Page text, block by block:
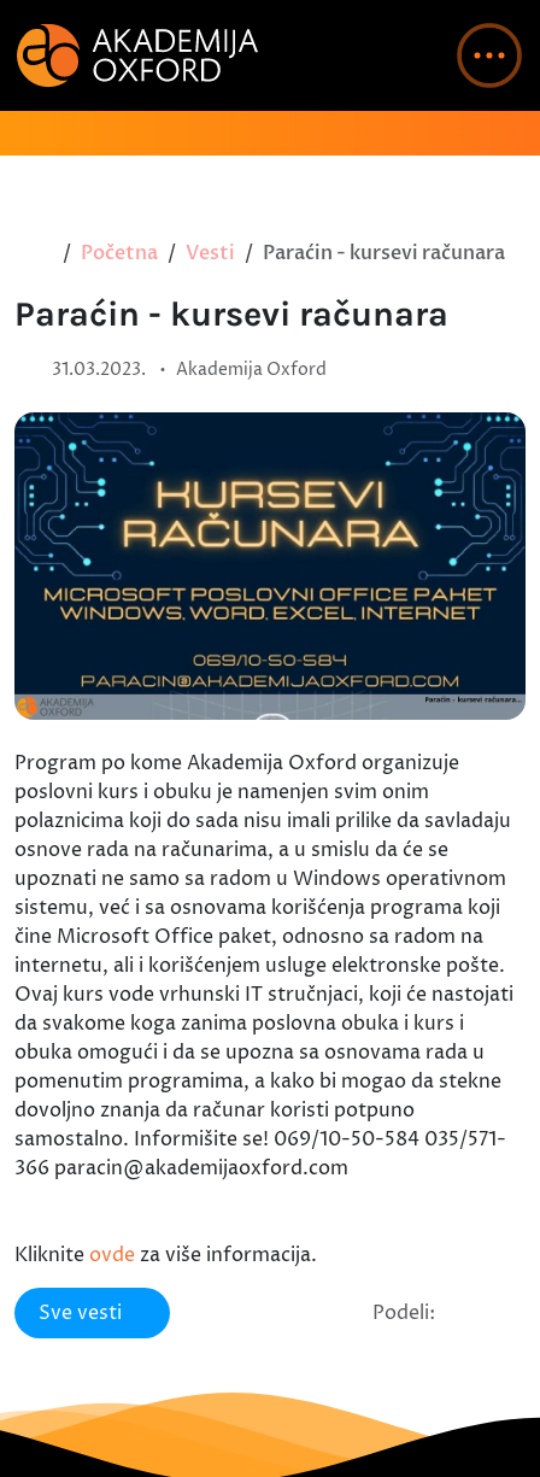
Početna Vesti Paraćin - kursevi računara
Paraćin - kursevi računara
31.03.2023. • Akademija Oxford
Program po kome Akademija Oxford organizuje
poslovni kurs i obuku je namenjen svim onim
polaznicima koji do sada nisu imali prilike da savladaju
osnove rada na računarima, a u smislu da će se
upoznati ne samo sa radom u Windows operativnom
sistemu, već i sa osnovama korišćenja programa koji
čine Microsoft Office paket, odnosno sa radom na
internetu, ali i korišćenjem usluge elektronske pošte.
Ovaj kurs vode vrhunski IT stručnjaci, koji će nastojati
da svakome koga zanima poslovna obuka i kurs i
obuka omogući i da se upozna sa osnovama rada u
pomenutim programima, a kako bi mogao da stekne
dovoljno znanja da računar koristi potpuno
samostalno. Informišite se! 069/10-50-584 035/571-
366 paracin@akademijaoxford.com
Kliknite ovde za više informacija.
Sve vesti Podeli: